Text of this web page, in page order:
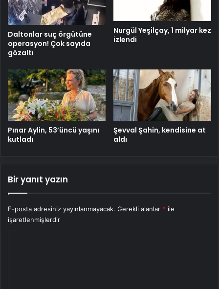
Daltonlar suç örgütüne
operasyon! Çok sayıda
gözaltı
Nurgül Yeşilçay, 1 milyar kez
izlendi
Pınar Aylin, 53’üncü yaşını
kutladı
Şevval Şahin, kendisine at
aldı
Bir yanıt yazın
E-posta adresiniz yayınlanmayacak. Gerekli alanlar * ile
işaretlenmişlerdir